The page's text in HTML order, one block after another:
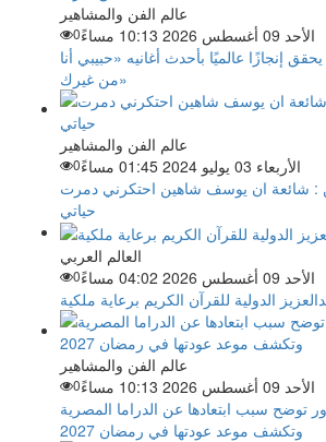
عالم الفن والمشاهير
الأحد 09 أغسطس 2026 10:13 مساءً
0
إنجازًا عالميًا بأحدث أغانيه «حبيبي أنا
من غيرك»
عالم الفن والمشاهير
الأربعاء 03 يوليو 2024 01:45 مساءً
0
شائعة ان يوسف شاهين احتكرني دمرت
حياتي
العالم العربي
الأحد 09 أغسطس 2026 04:02 مساءً
0
الدولية للقرآن الكريم برعاية ملكية
عالم الفن والمشاهير
الأحد 09 أغسطس 2026 10:13 مساءً
0
توضح سبب ابتعادها عن الدراما المصرية
وتكشف موعد عودتها في رمضان 2027